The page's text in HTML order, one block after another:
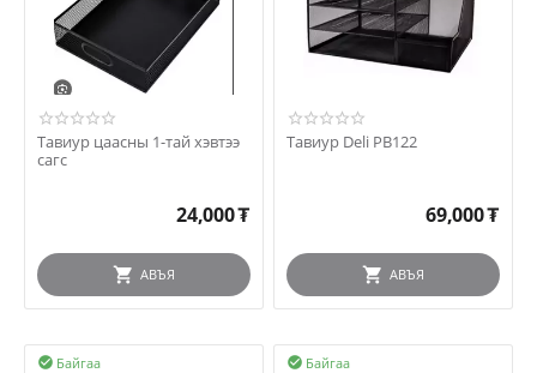
Тавиур цаасны 1-тай хэвтээ
сагс
24,000₮
АВЪЯ
Тавиур Deli PB122
69,000₮
АВЪЯ
Байгаа
 Байгаа
